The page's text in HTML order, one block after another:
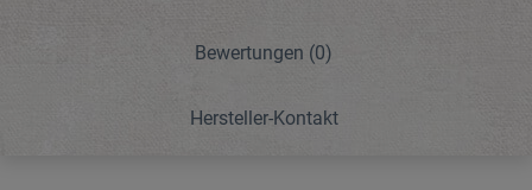
Bewertungen (0)
Hersteller-Kontakt